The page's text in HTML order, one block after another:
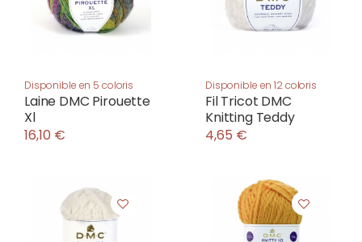
Disponible en 5 coloris
Laine DMC Pirouette
Xl
16,10 €
Disponible en 12 coloris
Fil Tricot DMC
Knitting Teddy
4,65 €